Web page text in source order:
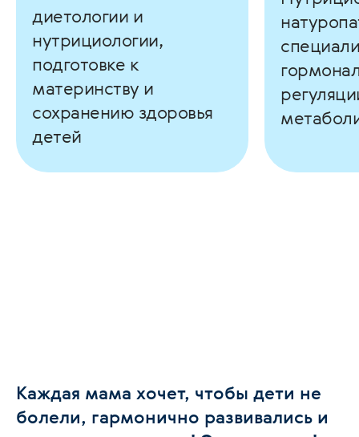
диетологии и
нутрициологии,
подготовке к
материнству и
сохранению здоровья
детей
Каждая мама хочет, чтобы дети не
болели, гармонично развивались и